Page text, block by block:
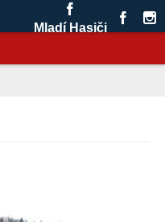
Mladí Hasiči